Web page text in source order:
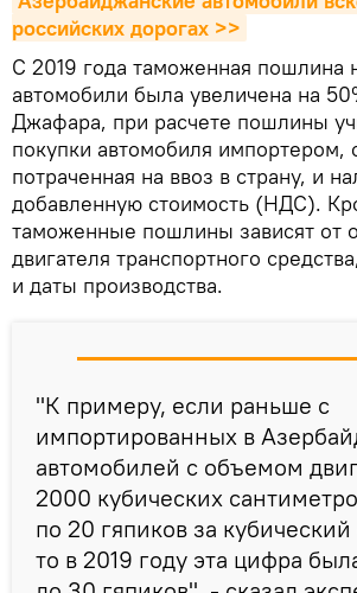
российских дорогах >>
С 2019 года таможенная пошлина
автомобили была увеличена на
Джафара, при расчете пошлины
покупки автомобиля импортером,
потраченная на ввоз в страну, и
добавленную стоимость (НДС).
таможенные пошлины зависят от
двигателя транспортного
и даты производства.
"К примеру, если раньше с
импортированных в
автомобилей с объемом
2000 кубических
по 20 гяпиков за
то в 2019 году эта цифра